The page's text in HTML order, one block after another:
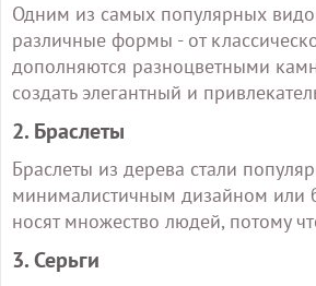
Одним из самых популярных
различные формы - от
дополняются разноцветными
создать элегантный и
2. Браслеты
Браслеты из дерева стали
минималистичным дизайном или
носят множество людей, потому
3. Серьги